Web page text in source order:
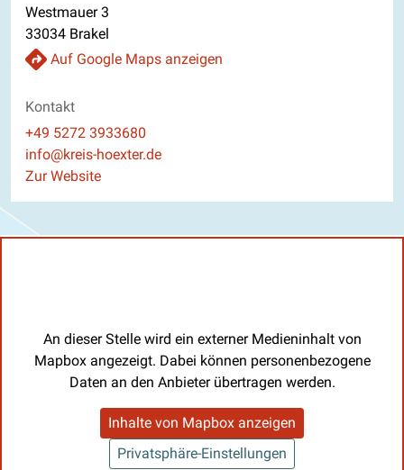
Westmauer 3
33034 Brakel
Auf Google Maps anzeigen
Kontakt
Telefon
+49 5272 3933680
E-Mail
info@kreis-hoexter.de
Website
Zur Website
An dieser Stelle wird ein externer Medieninhalt von
Mapbox angezeigt. Dabei können personenbezogene
Daten an den Anbieter übertragen werden.
Inhalte von Mapbox anzeigen
Privatsphäre-Einstellungen